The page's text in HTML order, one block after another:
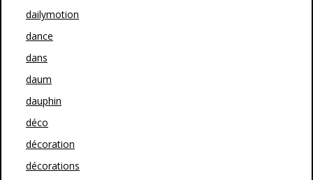
dailymotion
dance
dans
daum
dauphin
déco
décoration
décorations